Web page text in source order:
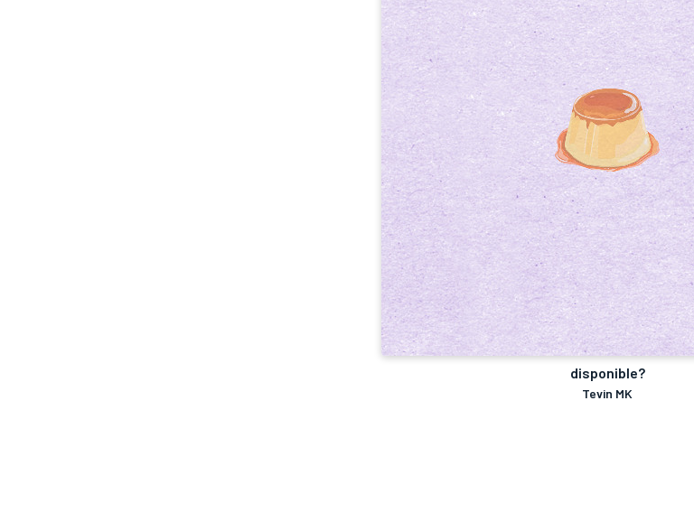
disponible?
Tevin MK